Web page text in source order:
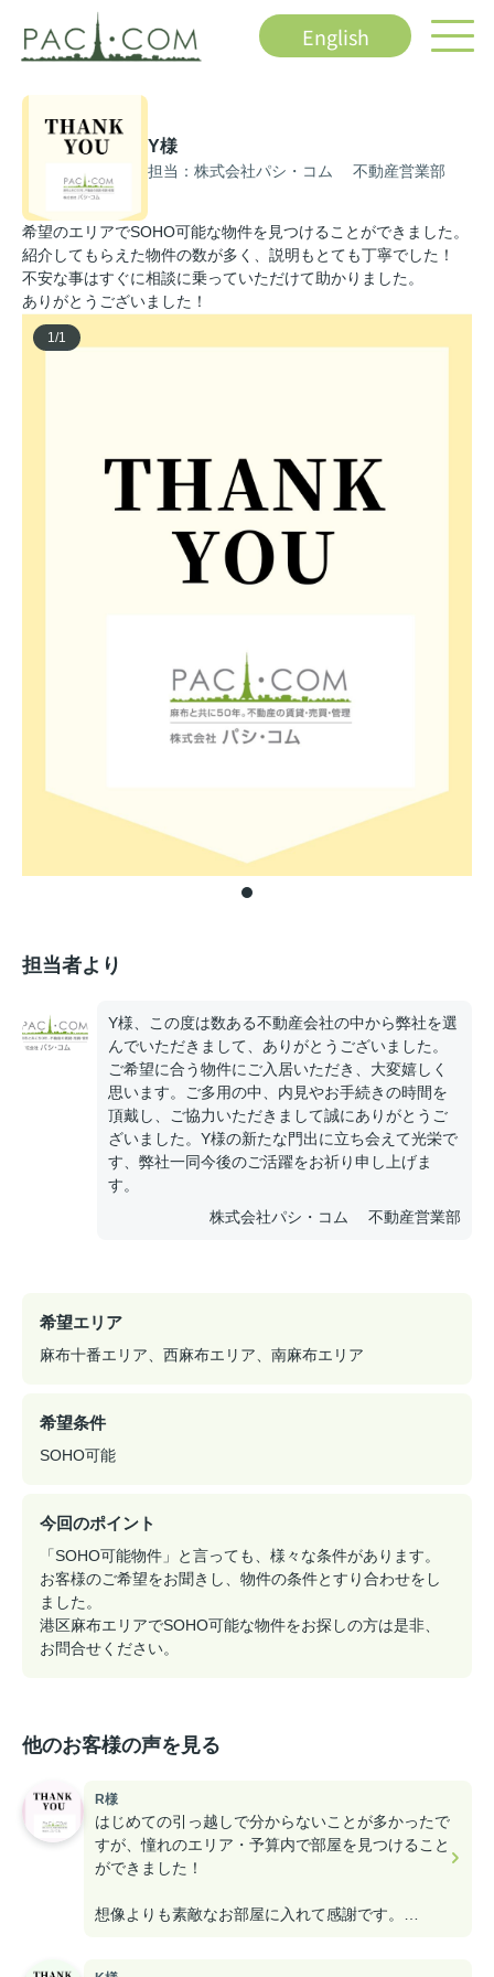
English
Y様
担当：株式会社パシ・コム 不動産営業部
希望のエリアでSOHO可能な物件を見つけることができました。
紹介してもらえた物件の数が多く、説明もとても丁寧でした！
不安な事はすぐに相談に乗っていただけて助かりました。
ありがとうございました！
1 /1
担当者より
Y様、この度は数ある不動産会社の中から弊社を選
んでいただきまして、ありがとうございました。
ご希望に合う物件にご入居いただき、大変嬉しく
思います。ご多用の中、内見やお手続きの時間を
頂戴し、ご協力いただきまして誠にありがとうご
ざいました。Y様の新たな門出に立ち会えて光栄で
す、弊社一同今後のご活躍をお祈り申し上げま
す。
株式会社パシ・コム 不動産営業部
希望エリア
麻布十番エリア、西麻布エリア、南麻布エリア
希望条件
SOHO可能
今回のポイント
「SOHO可能物件」と言っても、様々な条件があります。
お客様のご希望をお聞きし、物件の条件とすり合わせをし
ました。
港区麻布エリアでSOHO可能な物件をお探しの方は是非、
お問合せください。
他のお客様の声を見る
R様
はじめての引っ越しで分からないことが多かったで
すが、憧れのエリア・予算内で部屋を見つけること
ができました！
想像よりも素敵なお部屋に入れて感謝です。